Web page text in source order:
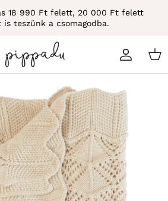
18 990 Ft felett, 20 000 Ft felett
is teszünk a csomagodba.